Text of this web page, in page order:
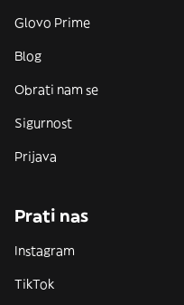
Glovo Prime
Blog
Obrati nam se
Sigurnost
Prijava
Prati nas
Instagram
TikTok